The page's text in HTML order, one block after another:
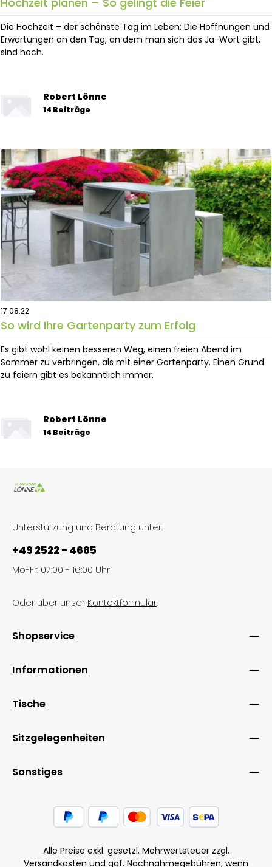
Die Hochzeit – der schönste Tag im Leben: Die Hoffnungen und
Erwartungen an den Tag, an dem man sich das Ja-Wort gibt,
sind hoch.
Robert Lönne
14 Beiträge
17.08.22
So wird Ihre Gartenparty zum Erfolg
Es gibt wohl keinen besseren Weg, einen freien Abend im
Sommer zu verbringen, als mit einer Gartenparty. Einen Grund
zu feiern gibt es bekanntlich immer.
Robert Lönne
14 Beiträge
Unterstützung und Beratung unter:
+49 2522 - 4665
Mo-Fr: 07:00 - 16:00 Uhr
Oder über unser Kontaktformular.
Shopservice
Informationen
Tische
Sitzgelegenheiten
Sonstiges
Alle Preise exkl. gesetzl. Mehrwertsteuer zzgl.
Versandkosten und ggf. Nachnahmegebühren, wenn